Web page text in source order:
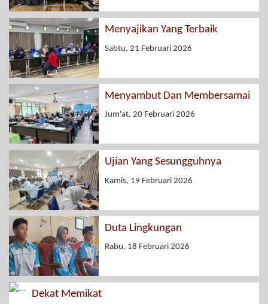
Menyajikan Yang Terbaik
Sabtu, 21 Februari 2026
Menyambut Dan Membersamai
Jum'at, 20 Februari 2026
Ujian Yang Sesungguhnya
Kamis, 19 Februari 2026
Duta Lingkungan
Rabu, 18 Februari 2026
Dekat Memikat